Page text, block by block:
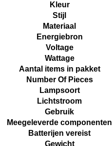
Kleur
Stijl
Materiaal
Energiebron
Voltage
Wattage
Aantal items in pakket
Number Of Pieces
Lampsoort
Lichtstroom
Gebruik
Meegeleverde componenten
Batterijen vereist
Gewicht